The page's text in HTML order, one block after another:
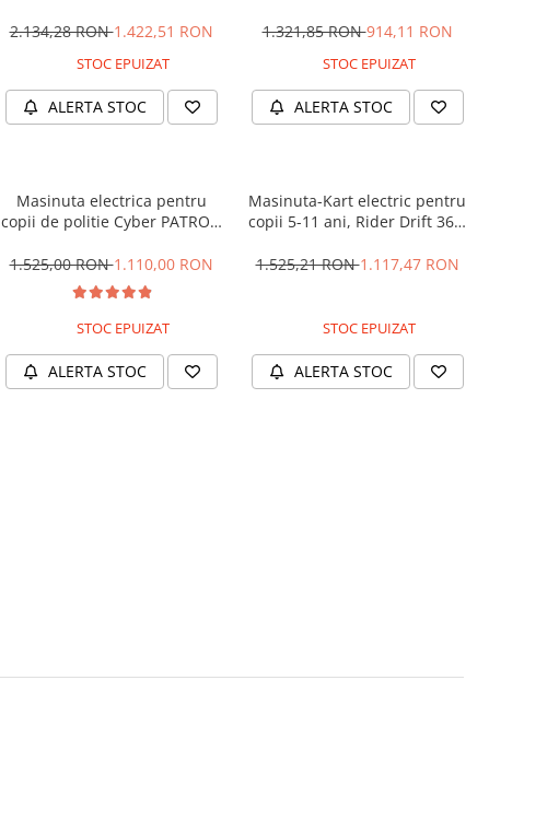
2.134,28 RON1.422,51 RON
STOC EPUIZAT
ALERTA STOC
12V, galbena
1.321,85 RON914,11 RON
STOC EPUIZAT
ALERTA STOC
Masinuta electrica pentru
copii de politie Cyber PATROL,
90W, 12V, Black & White
1.525,00 RON1.110,00 RON
STOC EPUIZAT
ALERTA STOC
Masinuta-Kart electric pentru
copii 5-11 ani, Rider Drift 360,
1.525,21 RON1.117,47 RON
STOC EPUIZAT
ALERTA STOC